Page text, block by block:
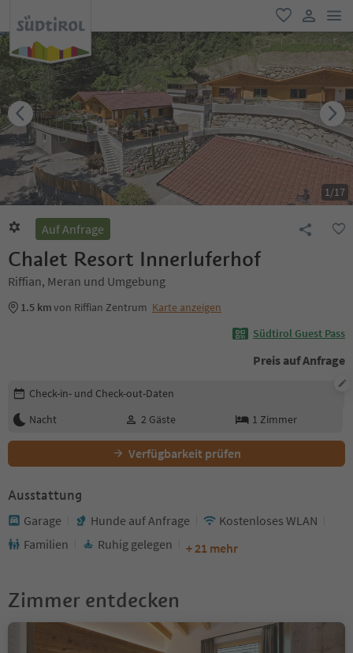
favorit
user link
1/17
Auf Anfrage
Chalet Resort Innerluferhof
Riffian, Meran und Umgebung
1.5 kmvon Riffian Zentrum Karte anzeigen
Südtirol Guest Pass
Preis auf Anfrage
Buchungsdetails bearbeiten
Check-in- und Check-out-Daten
Nacht
2 Gäste 1 Zimmer
Verfügbarkeit prüfen
Ausstattung
Garage Hunde auf Anfrage
Kostenloses WLAN
Familien
Ruhig gelegen + 21 mehr
Zimmer entdecken